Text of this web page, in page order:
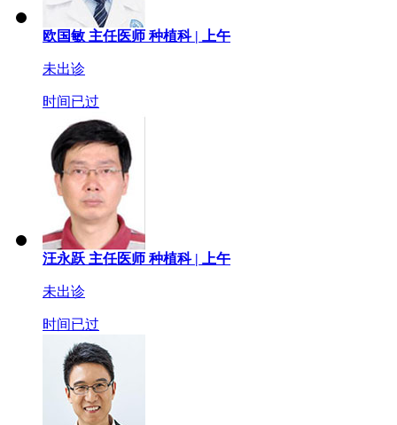
欧国敏 主任医师 种植科 | 上午
未出诊
时间已过
汪永跃 主任医师 种植科 | 上午
未出诊
时间已过